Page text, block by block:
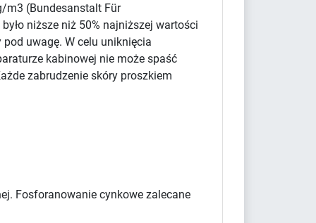
m3 (Bundesanstalt Für
niższe niż 50% najniższej wartości
uwagę. W celu uniknięcia
kabinowej nie może spaść
zabrudzenie skóry proszkiem
Fosforanowanie cynkowe zalecane